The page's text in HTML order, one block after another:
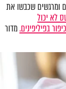
ומרגשים שכבשו את
לא יכול
בפיליפינים.מדור